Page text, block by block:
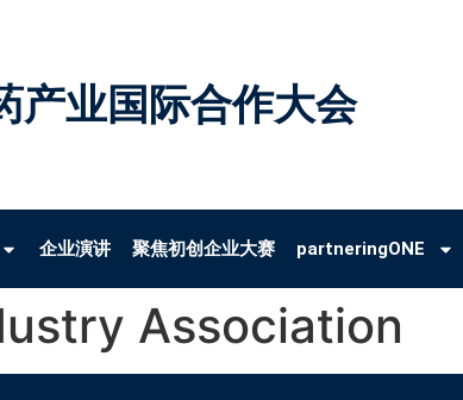
产业国际合作大会
企业演讲 聚焦初创企业大赛 partneringONE
Association